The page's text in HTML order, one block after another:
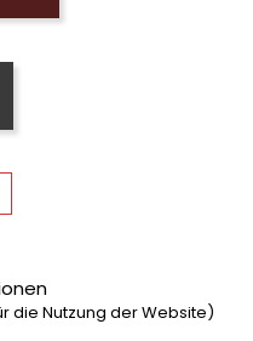
die Nutzung der Website)